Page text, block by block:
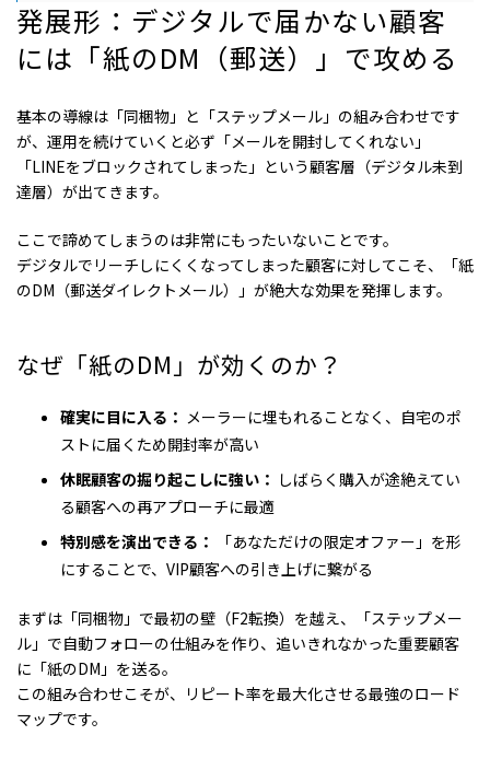
発展形：デジタルで届かない顧客
には「紙のDM（郵送）」で攻める
基本の導線は「同梱物」と「ステップメール」の組み合わせです
が、運用を続けていくと必ず「メールを開封してくれない」
「LINEをブロックされてしまった」という顧客層（デジタル未到
達層）が出てきます。
ここで諦めてしまうのは非常にもったいないことです。
デジタルでリーチしにくくなってしまった顧客に対してこそ、「紙
のDM（郵送ダイレクトメール）」が絶大な効果を発揮します。
なぜ「紙のDM」が効くのか？
確実に目に入る： メーラーに埋もれることなく、自宅のポ
ストに届くため開封率が高い
休眠顧客の掘り起こしに強い： しばらく購入が途絶えてい
る顧客への再アプローチに最適
特別感を演出できる：
「あなただけの限定オファー」を形
にすることで、VIP顧客への引き上げに繋がる
まずは「同梱物」で最初の壁（F2転換）を越え、「ステップメー
ル」で自動フォローの仕組みを作り、追いきれなかった重要顧客
に「紙のDM」を送る。
この組み合わせこそが、リピート率を最大化させる最強のロード
マップです。